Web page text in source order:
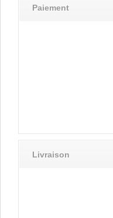
Paiement
Livraison